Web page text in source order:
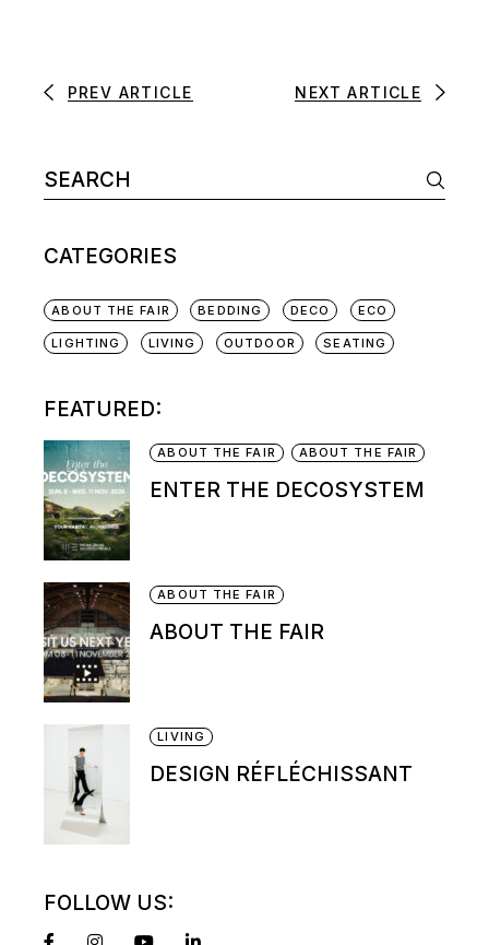
PREV ARTICLE NEXT ARTICLE
CATEGORIES
ABOUT THE FAIR BEDDING DECO ECO
LIGHTING LIVING OUTDOOR SEATING
FEATURED:
ABOUT THE FAIR ABOUT THE FAIR
ENTER THE DECOSYSTEM
ABOUT THE FAIR
ABOUT THE FAIR
LIVING
DESIGN RÉFLÉCHISSANT
FOLLOW US: